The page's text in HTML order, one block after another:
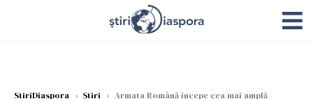
StiriDiaspora › Știri › Armata Română începe cea mai amplă